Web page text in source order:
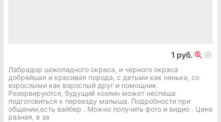
1 руб.
Лабрадор шоколадного окраса, и черного окраса
добрейшая и красивая порода, с детьми как нянька, со
взрослыми как взрослый друг и помощник.
Резервируются, будущий хозяин может неспеша
подготовиться к переезду малыша. Подробности при
общении,есть вайбер . Можно получить фото и видио . Цена
разная, в за